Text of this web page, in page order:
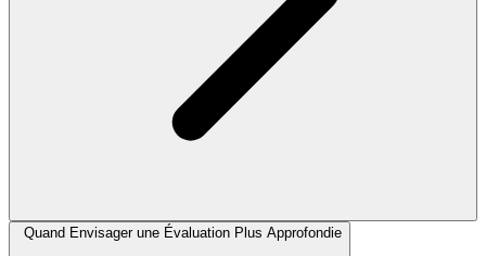
Quand Envisager une Évaluation Plus Approfondie